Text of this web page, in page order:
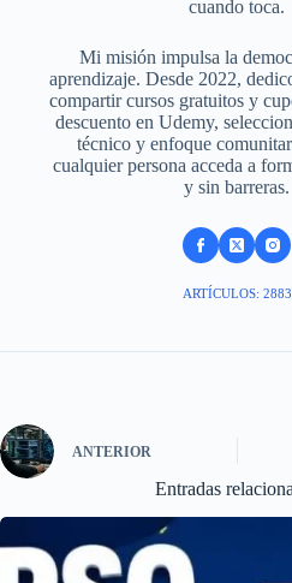
cuando toca.
Mi misión impulsa la
aprendizaje. Desde 2022,
compartir cursos gratuitos y
descuento en Udemy,
técnico y enfoque
cualquier persona acceda a
y sin barreras.
ARTÍCULOS: 2883
ANTERIOR
Entradas